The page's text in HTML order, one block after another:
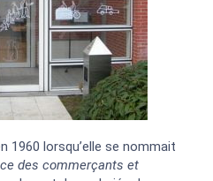
1960 lorsqu’elle se nommait
des commerçants et